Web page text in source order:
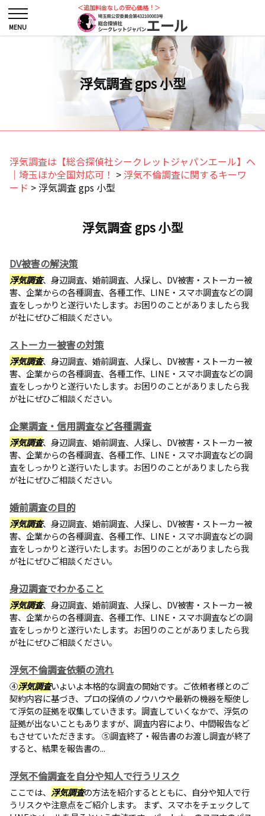
浮気調査 gps 小型
＜追加料金なしの安心価格！＞
浮気調査は【総合探偵社シークレットジャパンエール】へ
｜埼玉ほか全国対応可！ > 浮気不倫調査に関するキーワ
ード > 浮気調査 gps 小型
浮気調査 gps 小型
DV被害の解決策
浮気調査、身辺調査、婚前調査、人探し、DV被害・ストーカー被
害、企業からの各種調査、各種工作、LINE・スマホ調査などの調
査をしっかりと遂行いたします。お困りのことがありましたら我
が社にぜひご相談ください。
ストーカー被害の対策
浮気調査、身辺調査、婚前調査、人探し、DV被害・ストーカー被
害、企業からの各種調査、各種工作、LINE・スマホ調査などの調
査をしっかりと遂行いたします。お困りのことがありましたら我
が社にぜひご相談ください。
企業調査・信用調査など各種調査
浮気調査、身辺調査、婚前調査、人探し、DV被害・ストーカー被
害、企業からの各種調査、各種工作、LINE・スマホ調査などの調
査をしっかりと遂行いたします。お困りのことがありましたら我
が社にぜひご相談ください。
婚前調査の目的
浮気調査、身辺調査、婚前調査、人探し、DV被害・ストーカー被
害、企業からの各種調査、各種工作、LINE・スマホ調査などの調
査をしっかりと遂行いたします。お困りのことがありましたら我
が社にぜひご相談ください。
身辺調査でわかること
浮気調査、身辺調査、婚前調査、人探し、DV被害・ストーカー被
害、企業からの各種調査、各種工作、LINE・スマホ調査などの調
査をしっかりと遂行いたします。お困りのことがありましたら我
が社にぜひご相談ください。
浮気不倫調査依頼の流れ
④浮気調査いよいよ本格的な調査の開始です。ご依頼者様とのご
契約内容に基づき、プロの探偵のノウハウや最新の機器を駆使し
て浮気の証拠を収集していきます。調査していくなかで、浮気の
証拠が出ないこともありますが、調査内容により、中間報告など
もさせていただきます。 ⑤調査終了・報告書のお渡し調査が終了
すると、結果を報告書の...
浮気不倫調査を自分や知人で行うリスク
ここでは、 浮気調査の方法を紹介するとともに、自分や知人で行
うリスクや注意点をご紹介します。 まず、スマホをチェックして